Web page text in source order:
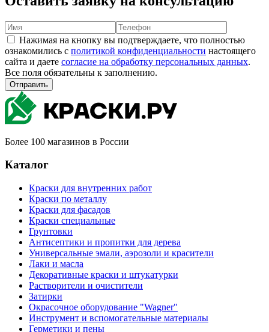
Нажимая на кнопку вы подтверждаете, что полностью
ознакомились с политикой конфиденциальности настоящего
сайта и даете согласие на обработку персональных данных.
Все поля обязательны к заполнению.
Отправить
Более 100 магазинов в России
Каталог
Краски для внутренних работ
Краски по металлу
Краски для фасадов
Краски специальные
Грунтовки
Антисептики и пропитки для дерева
Универсальные эмали, аэрозоли и красители
Лаки и масла
Декоративные краски и штукатурки
Растворители и очистители
Затирки
Окрасочное оборудование "Wagner"
Инструмент и вспомогательные материалы
Герметики и пены